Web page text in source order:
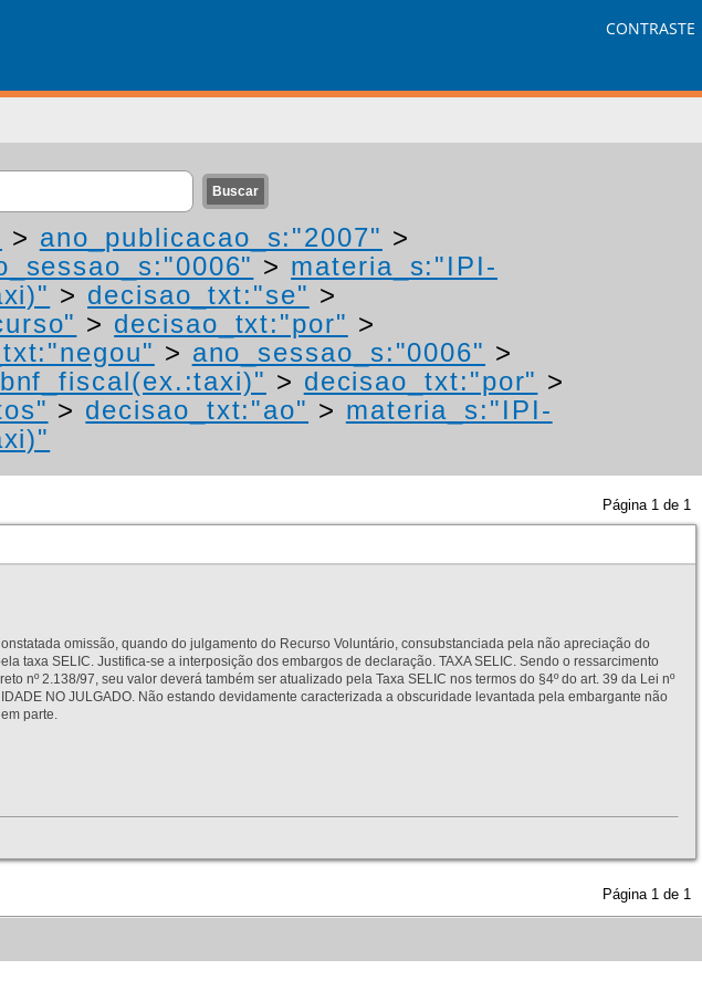
CONTRASTE
> ano_publicacao_s:"2007" >
> materia_s:"IPI-
> decisao_txt:"se" >
> decisao_txt:"por" >
> ano_sessao_s:"0006" >
> decisao_txt:"por" >
> decisao_txt:"ao" > materia_s:"IPI-
Página 1 de 1
omissão, quando do julgamento do Recurso Voluntário, consubstanciada pela não apreciação do
taxa SELIC. Justifica-se a interposição dos embargos de declaração. TAXA SELIC. Sendo o ressarcimento
nº 2.138/97, seu valor deverá também ser atualizado pela Taxa SELIC nos termos do §4º do art. 39 da Lei nº
NO JULGADO. Não estando devidamente caracterizada a obscuridade levantada pela embargante não
parte.
Página 1 de 1